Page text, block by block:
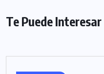
Te Puede Interesar